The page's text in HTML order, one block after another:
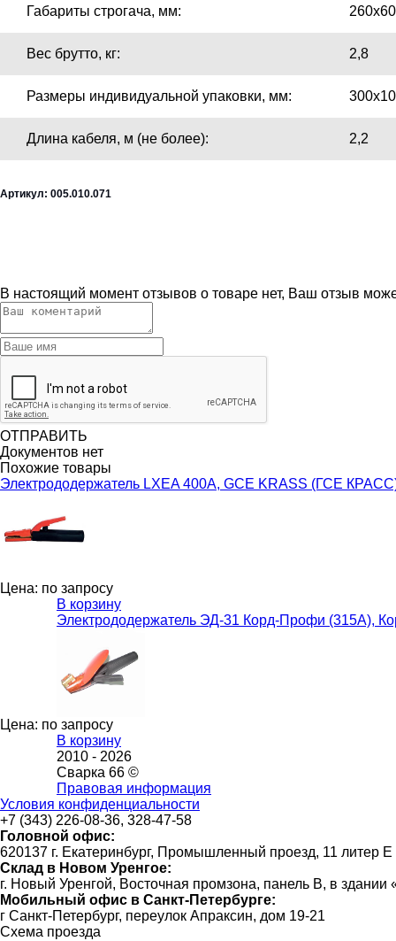
Габариты строгача, мм:
Вес брутто, кг: 2,8
Размеры индивидуальной упаковки, мм:
Длина кабеля, м (не более): 2,2
Артикул: 005.010.071
В настоящий момент отзывов о товаре нет, Ваш отзыв
ОТПРАВИТЬ
Документов нет
Похожие товары
Электрододержатель LXEA 400A, GCE KRASS (ГСЕ
Цена: по запросу
В корзину
Электрододержатель ЭД-31 Корд-Профи (315А),
Цена: по запросу
В корзину
2010 - 2026
Сварка 66 ©
Правовая информация
Условия конфиденциальности
+7 (343) 226-08-36, 328-47-58
Головной офис:
620137 г. Екатеринбург, Промышленный проезд, 11 литер Е
Склад в Новом Уренгое:
г. Новый Уренгой, Восточная промзона, панель В, в
Мобильный офис в Санкт-Петербурге:
г Санкт-Петербург, переулок Апраксин, дом 19-21
Схема проезда